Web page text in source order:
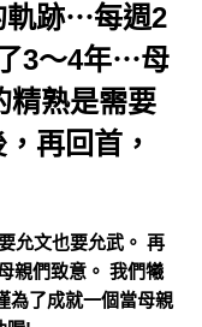
軌跡⋯每週2
3～4年⋯母
精熟是需要
再回首，
允文也要允武。 再
親們致意。 我們犧
為了成就一個當母親